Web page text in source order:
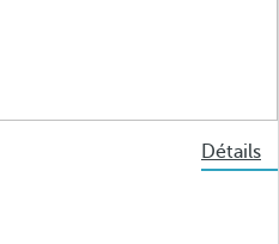
Détails